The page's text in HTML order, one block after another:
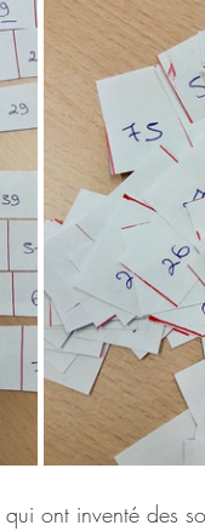
qui ont inventé des